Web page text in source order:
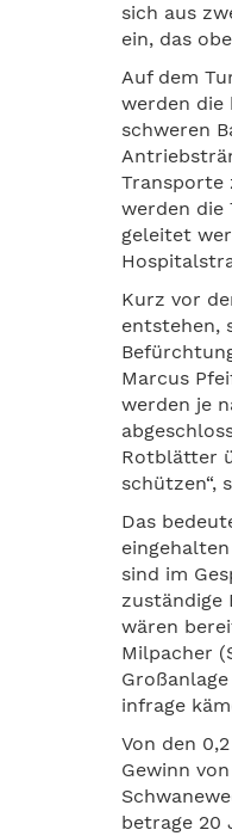
sich aus
ein, das
Auf dem
werden die
schweren
Transporte
werden die
geleitet
Kurz vor
entstehen,
Marcus
werden je
Rotblätter
schützen“,
Das
sind im
zuständige
wären
Milpacher
infrage
Von den
Gewinn
betrage 20